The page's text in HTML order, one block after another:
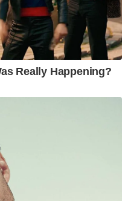
Really Happening?